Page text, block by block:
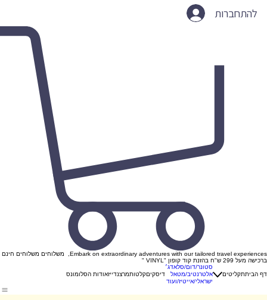
להתחברות
Embark on extraordinary adventures with our tailored travel experiences, משלוחים משלוחים חינם
ברכישה מעל 299 ש"ח בהזנת קוד קופון "VINYL "
דף הביתתקליטים
סטונר/דום/סלאדג׳
אלטרנטיב/מטאל
ישראלי/אייטיז/ועוד
דיסקיםקלטותמרצנדייזאודות הסלומונס